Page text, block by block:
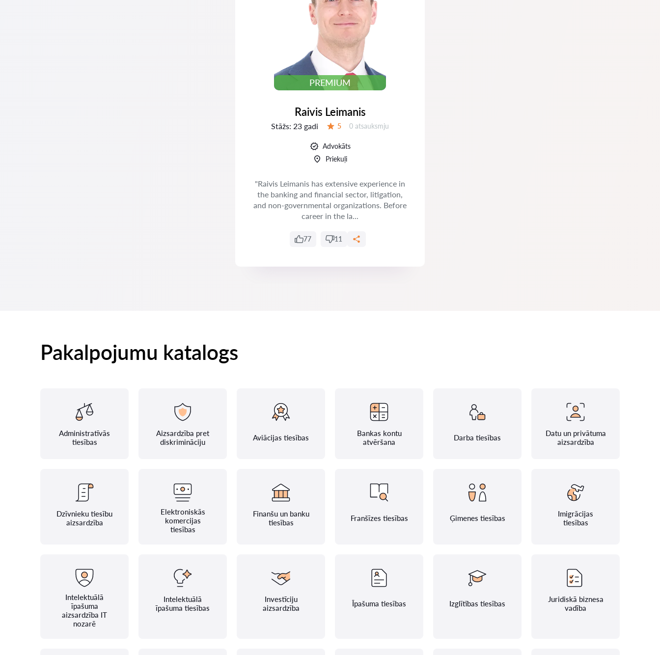
PREMIUM
Raivis Leimanis
Stāžs: 23 gadi 5 Atsauksmes:
0 atsauksmju
Advokāts
Priekuļi
"Raivis Leimanis has extensive experience in
the banking and financial sector, litigation,
and non-governmental organizations. Before
career in the la...
77 11
Pakalpojumu katalogs
Administratīvās
tiesības
Aizsardzība pret
diskrimināciju
Aviācijas tiesības
Bankas kontu
atvēršana
Darba tiesības
Datu un privātuma
aizsardzība
Dzīvnieku tiesību
aizsardzība
Elektroniskās
komercijas
tiesības
Finanšu un banku
tiesības
Franšīzes tiesības Ģimenes tiesības
Imigrācijas
tiesības
Intelektuālā
īpašuma
aizsardzība IT
nozarē
Intelektuālā
īpašuma tiesības
Investīciju
aizsardzība
Īpašuma tiesības Izglītības tiesības
Juridiskā biznesa
vadība